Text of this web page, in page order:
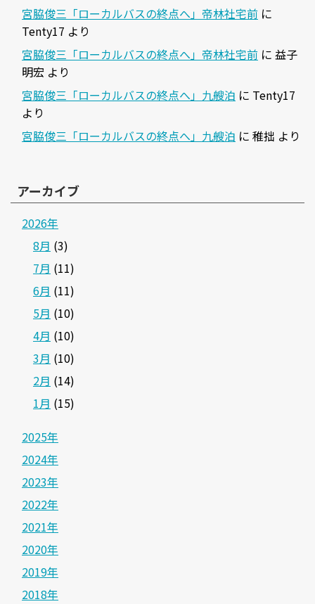
宮脇俊三「ローカルバスの終点へ」帝林社宅前 に
Tenty17 より
宮脇俊三「ローカルバスの終点へ」帝林社宅前 に 益子
明宏 より
宮脇俊三「ローカルバスの終点へ」九艘泊 に Tenty17
より
宮脇俊三「ローカルバスの終点へ」九艘泊 に 稚拙 より
アーカイブ
2026年
8月 (3)
7月 (11)
6月 (11)
5月 (10)
4月 (10)
3月 (10)
2月 (14)
1月 (15)
2025年
2024年
2023年
2022年
2021年
2020年
2019年
2018年